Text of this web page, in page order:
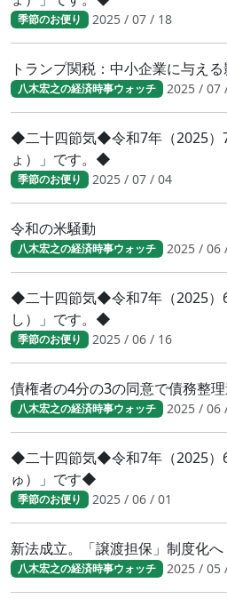
季節のお便り 2025 / 07 / 18
トランプ関税：中小企業に与え
八木宏之の経済時事ウォッチ 2025 / 07
◆二十四節気◆令和7年（2025）
ょ）」です。◆
季節のお便り 2025 / 07 / 04
令和の米騒動
八木宏之の経済時事ウォッチ 2025 / 06
◆二十四節気◆令和7年（2025）
し）」です。◆
季節のお便り 2025 / 06 / 16
債権者の4分の3の同意で債務整
八木宏之の経済時事ウォッチ 2025 / 06
◆二十四節気◆令和7年（2025）
ゅ）」です◆
季節のお便り 2025 / 06 / 01
新法成立。「譲渡担保」制度化へ
八木宏之の経済時事ウォッチ 2025 / 05